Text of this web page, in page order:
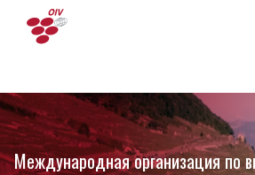
Перейти
Международная организация по